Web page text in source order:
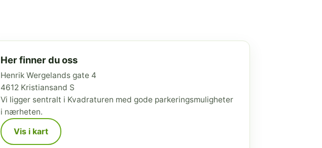
Her finner du oss
Henrik Wergelands gate 4
4612 Kristiansand S
Vi ligger sentralt i Kvadraturen med gode parkeringsmuligheter
i nærheten.
Vis i kart